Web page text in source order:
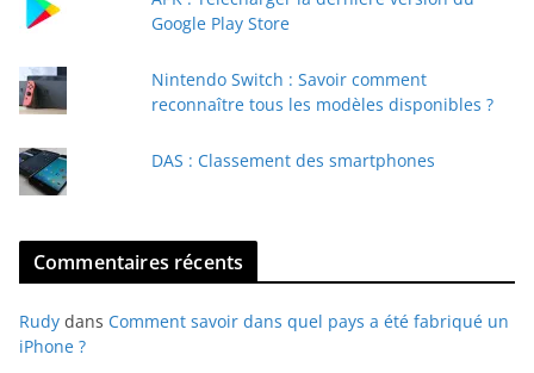
Google Play Store
Nintendo Switch : Savoir comment
reconnaître tous les modèles disponibles ?
DAS : Classement des smartphones
Commentaires récents
Rudy dans Comment savoir dans quel pays a été fabriqué un
iPhone ?